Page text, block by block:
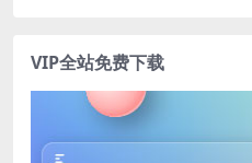
VIP全站免费下载